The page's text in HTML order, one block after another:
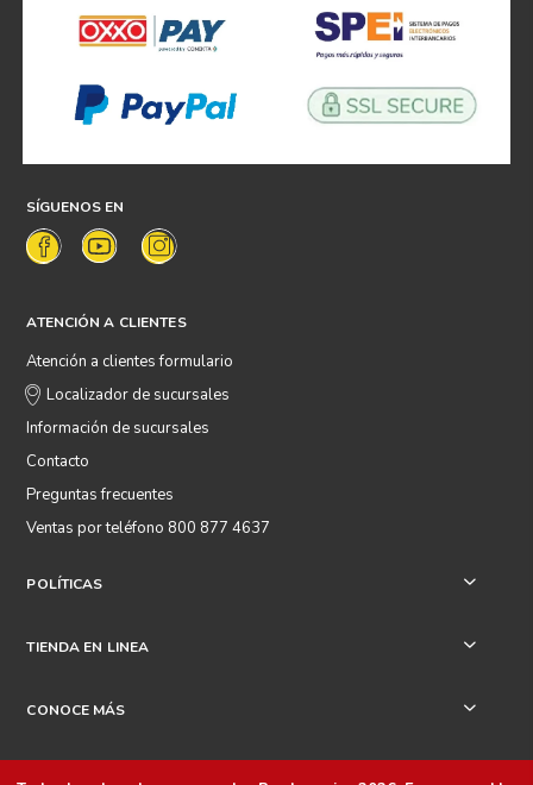
SÍGUENOS EN
ATENCIÓN A CLIENTES
Atención a clientes formulario
Localizador de sucursales
Información de sucursales
Contacto
Preguntas frecuentes
Ventas por teléfono 800 877 4637
POLÍTICAS +
TIENDA EN LINEA +
CONOCE MÁS +